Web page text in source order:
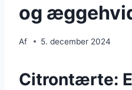
og
Af 5. december 2024
Citrontærte: